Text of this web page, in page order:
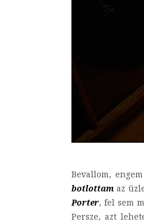
Bevallom,
botlottam az
Porter, fel sem
Persze, azt